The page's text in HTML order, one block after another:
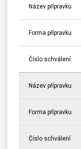
Název přípravku
Forma přípravku
Číslo schválení
Název přípravku
Forma přípravku
Číslo schválení